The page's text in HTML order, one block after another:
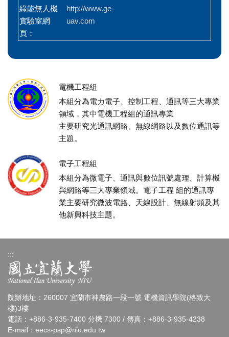
綠能無人機
實驗室網
頁：
http://www.ge-
uav.com
電機工程組
本組分為電力電子 控制工程 通訊等三大專業
領域，其中電機工程組的通訊專業
主要研究光通訊網路、無線網路以及數位通訊等
主題。
電子工程組
本組分為微電子、通訊與數位訊號處理、計算機
與網路等三大專業領域。電子工程 組的通訊專
業主要研究微波電路、天線設計、無線射頻及其
他新興科技主題。
:::
院辦地址：260007 宜蘭市神農路一段一號 電機資訊學院(格致大
樓)3樓
電話：+886-3-935-7400 分機 7300 / 傳真：+886-3-935-4238
E-mail： eecs-psp@niu.edu.tw